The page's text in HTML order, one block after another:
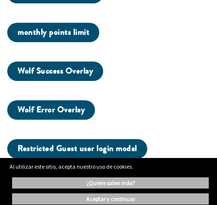
monthly points limit
Wolf Success Overlay
Wolf Error Overlay
Restricted Guest user login modal
Al utilizar este sitio, acepta nuestro uso de cookies.
¿quiere saber más?
aceptar y continuar